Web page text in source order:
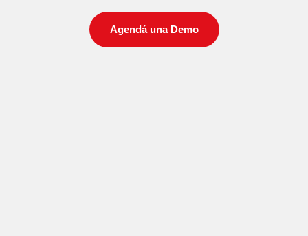
Agendá una Demo